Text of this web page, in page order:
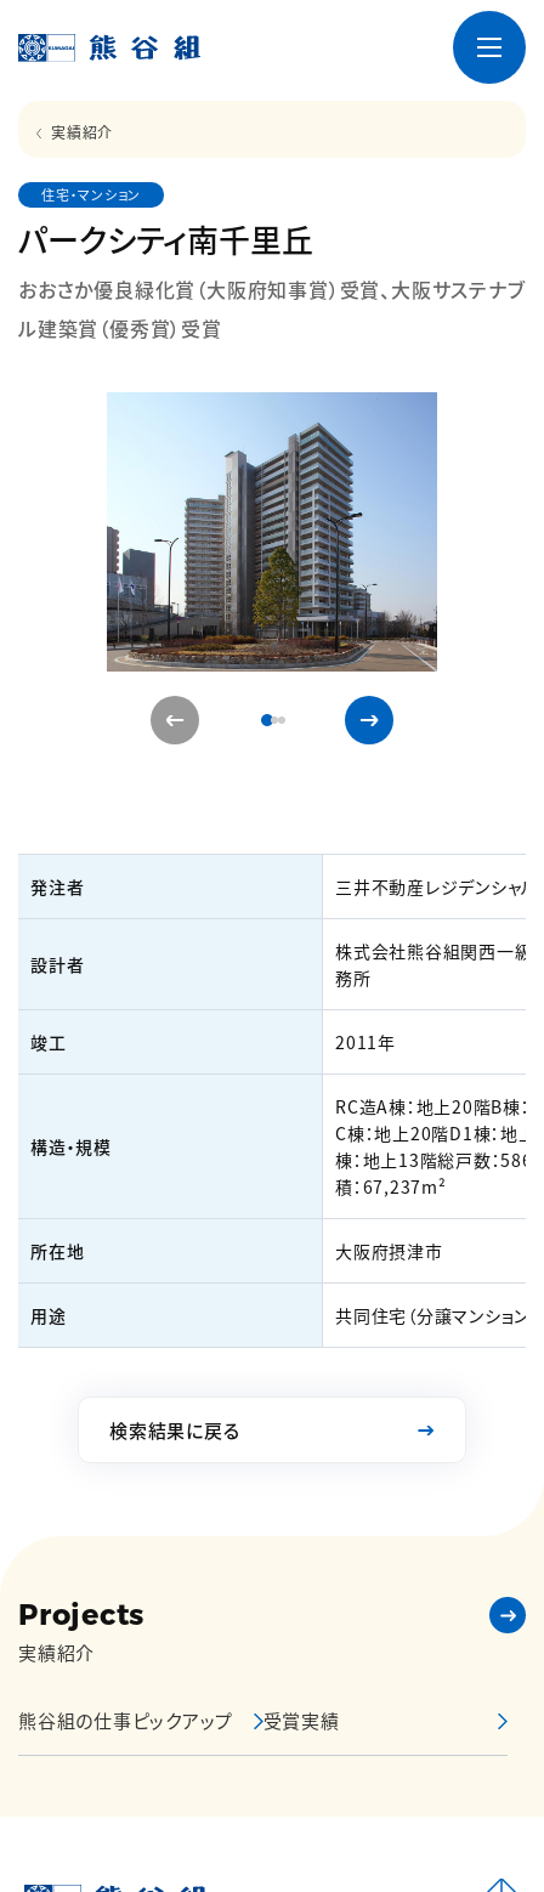
実績紹介
住宅・マンション
パークシティ南千里丘
おおさか優良緑化賞（大阪府知事賞）受賞、大阪サステナブ
ル建築賞（優秀賞）受賞
発注者 三井不動産レジデンシャ
設計者
株式会社熊谷組関西一級
務所
竣工 2011年
構造・規模
RC造A棟：地上20階B棟：
C棟：地上20階D1棟：地
棟：地上13階総戸数：586
積：67,237m²
所在地 大阪府摂津市
用途 共同住宅（分譲マンション）
検索結果に戻る
Projects
実績紹介
熊谷組の仕事ピックアップ 受賞実績